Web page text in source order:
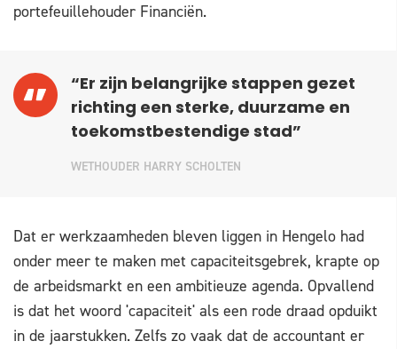
portefeuillehouder Financiën.
“Er zijn belangrijke stappen gezet
richting een sterke, duurzame en
toekomstbestendige stad”
WETHOUDER HARRY SCHOLTEN
Dat er werkzaamheden bleven liggen in Hengelo had
onder meer te maken met capaciteitsgebrek, krapte op
de arbeidsmarkt en een ambitieuze agenda. Opvallend
is dat het woord 'capaciteit' als een rode draad opduikt
in de jaarstukken. Zelfs zo vaak dat de accountant er